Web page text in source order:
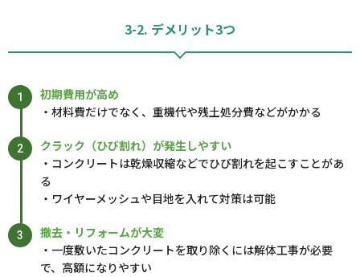
3-2. デメリット3つ
初期費用が高め
・材料費だけでなく、重機代や残土処分費などがかかる
クラック（ひび割れ）が発生しやすい
・コンクリートは乾燥収縮などでひび割れを起こすことがあ
る
・ワイヤーメッシュや目地を入れて対策は可能
撤去・リフォームが大変
・一度敷いたコンクリートを取り除くには解体工事が必要
で、高額になりやすい